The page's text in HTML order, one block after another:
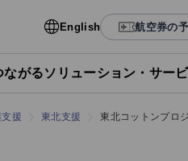
English 航空券の
がるソリューション・サー
援 東北支援 東北コットンプロ